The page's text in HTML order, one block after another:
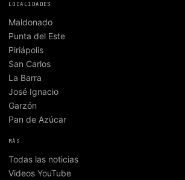
LOCALIDADES
Maldonado
Punta del Este
Piriápolis
San Carlos
La Barra
José Ignacio
Garzón
Pan de Azúcar
MÁS
Todas las noticias
Videos YouTube